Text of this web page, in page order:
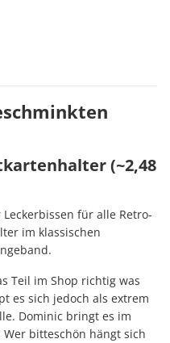
(~2,48
für alle Retro-
im klassischen
Teil im Shop richtig was
es sich jedoch als extrem
Dominic bringt es im
bitteschön hängt sich